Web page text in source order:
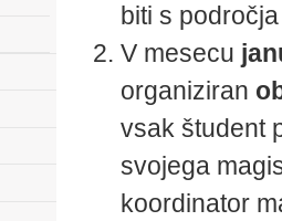
biti s
V mesecu
organiziran
vsak študent
svojega
koordinator